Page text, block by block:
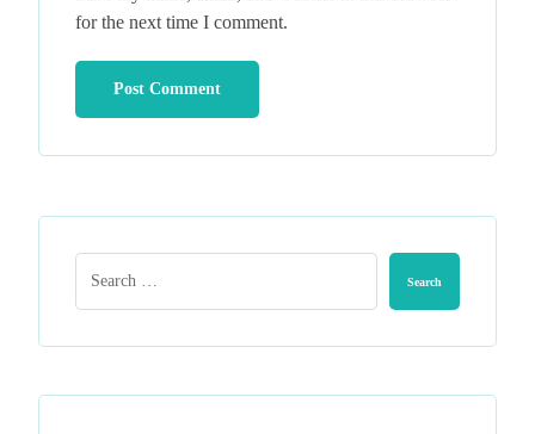
for the next time I comment.